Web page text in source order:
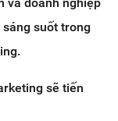
và doanh nghiệp
suốt trong
sẽ tiến